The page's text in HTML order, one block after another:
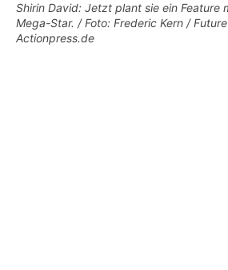
Shirin David: Jetzt plant sie ein Feature
Mega-Star. / Foto: Frederic Kern /
Actionpress.de